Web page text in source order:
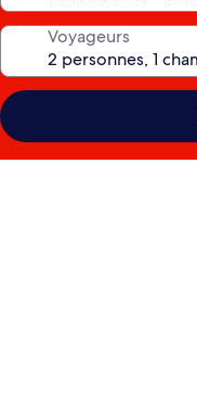
Voyageurs